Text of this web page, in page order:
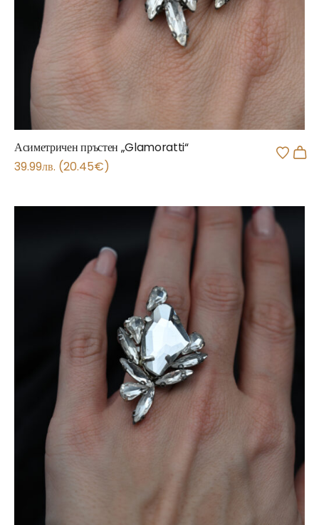
Асиметричен пръстен „Glamoratti“
39.99лв. (20.45€)